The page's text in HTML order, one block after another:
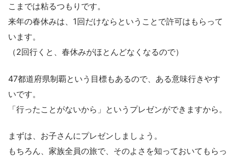
こまでは粘るつもりです。
来年の春休みは、1回だけならということで許可はもらって
います。
（2回行くと、春休みがほとんどなくなるので）
47都道府県制覇という目標もあるので、ある意味行きやす
いです。
「行ったことがないから」というプレゼンができますから。
まずは、お子さんにプレゼンしましょう。
もちろん、家族全員の旅で、そのよさを知っておいてもらっ